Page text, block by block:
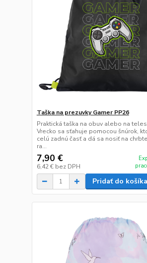
Taška na prezuvky Gamer PP26
Praktická taška na obuv alebo na
Vrecko sa sťahuje pomocou šnúrok,
celú zadnú časť a dá sa nosiť na
ra...
7,90 €
6,42 € bez DPH
Pridať do košíka